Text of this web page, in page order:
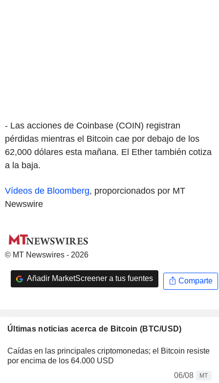
- Las acciones de Coinbase (COIN) registran
pérdidas mientras el Bitcoin cae por debajo de los
62,000 dólares esta mañana. El Ether también cotiza
a la baja.
Vídeos de Bloomberg, proporcionados por MT
Newswire
© MT Newswires - 2026
Añadir MarketScreener a tus fuentes Comparte
Últimas noticias acerca de Bitcoin (BTC/USD)
Caídas en las principales criptomonedas; el Bitcoin resiste
por encima de los 64.000 USD
06/08
MT